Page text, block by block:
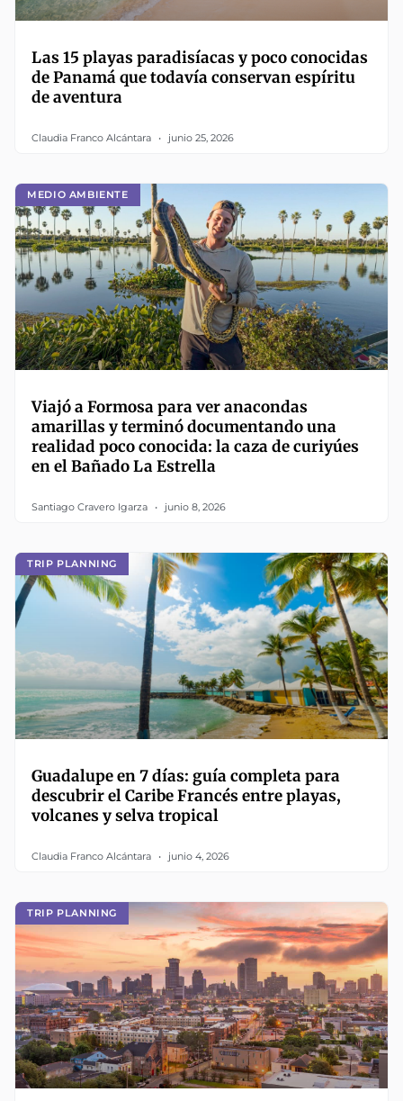
Las 15 playas paradisíacas y poco conocidas
de Panamá que todavía conservan espíritu
de aventura
Claudia Franco Alcántara junio 25, 2026
MEDIO AMBIENTE
Viajó a Formosa para ver anacondas
amarillas y terminó documentando una
realidad poco conocida: la caza de curiyúes
en el Bañado La Estrella
Santiago Cravero Igarza junio 8, 2026
TRIP PLANNING
Guadalupe en 7 días: guía completa para
descubrir el Caribe Francés entre playas,
volcanes y selva tropical
Claudia Franco Alcántara junio 4, 2026
TRIP PLANNING